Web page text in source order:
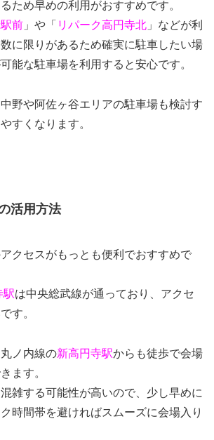
ため早めの利用がおすすめです。
前 」や「 リパーク高円寺北 」などが利
に限りがあるため確実に駐車したい場
能な駐車場を利用すると安心です。
野や阿佐ヶ谷エリアの駐車場も検討す
すくなります。
活用方法
クセスがもっとも便利でおすすめで
駅は中央総武線が通っており、アクセ
す。
ノ内線の新高円寺駅からも徒歩で会場
ます。
雑する可能性が高いので、少し早めに
時間帯を避ければスムーズに会場入り